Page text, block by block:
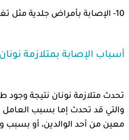
10- الإصابة بأمراض جلدية مثل تغير لون البشرة
أسباب الإصابة بمتلازمة
تحدث متلازمة نونان نتيجة وجود
والتي قد تحدث إما بسبب العامل
معين من أحد الوالدين، أو بسبب